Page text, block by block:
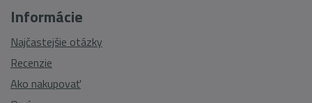
Informácie
Najčastejšie otázky
Recenzie
Ako nakupovať